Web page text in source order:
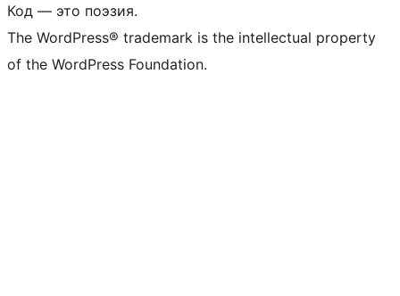
Код — это поэзия.
The WordPress® trademark is the intellectual property
of the WordPress Foundation.